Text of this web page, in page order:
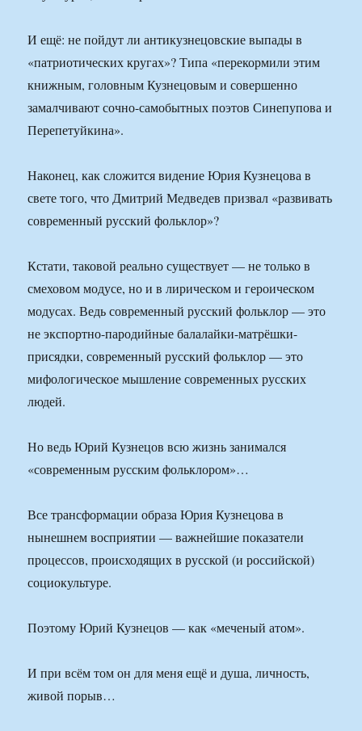
И ещё: не пойдут ли антикузнецовские выпады в
«патриотических кругах»? Типа «перекормили этим
книжным, головным Кузнецовым и совершенно
замалчивают сочно-самобытных поэтов Синепупова и
Перепетуйкина».
Наконец, как сложится видение Юрия Кузнецова в
свете того, что Дмитрий Медведев призвал «развивать
современный русский фольклор»?
Кстати, таковой реально существует — не только в
смеховом модусе, но и в лирическом и героическом
модусах. Ведь современный русский фольклор — это
не экспортно-пародийные балалайки-матрёшки-
присядки, современный русский фольклор — это
мифологическое мышление современных русских
людей.
Но ведь Юрий Кузнецов всю жизнь занимался
«современным русским фольклором»…
Все трансформации образа Юрия Кузнецова в
нынешнем восприятии — важнейшие показатели
процессов, происходящих в русской (и российской)
социокультуре.
Поэтому Юрий Кузнецов — как «меченый атом».
И при всём том он для меня ещё и душа, личность,
живой порыв…